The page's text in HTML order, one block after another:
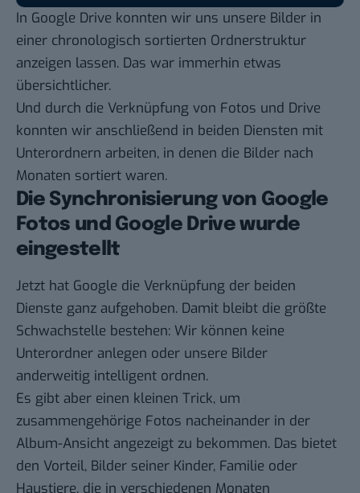
In Google Drive konnten wir uns unsere Bilder in
einer chronologisch sortierten Ordnerstruktur
anzeigen lassen. Das war immerhin etwas
übersichtlicher.
Und durch die Verknüpfung von Fotos und Drive
konnten wir anschließend in beiden Diensten mit
Unterordnern arbeiten, in denen die Bilder nach
Monaten sortiert waren.
Die Synchronisierung von Google
Fotos und Google Drive wurde
eingestellt
Jetzt hat Google die Verknüpfung der beiden
Dienste ganz aufgehoben. Damit bleibt die größte
Schwachstelle bestehen: Wir können keine
Unterordner anlegen oder unsere Bilder
anderweitig intelligent ordnen.
Es gibt aber einen kleinen Trick, um
zusammengehörige Fotos nacheinander in der
Album-Ansicht angezeigt zu bekommen. Das bietet
den Vorteil, Bilder seiner Kinder, Familie oder
Haustiere, die in verschiedenen Monaten